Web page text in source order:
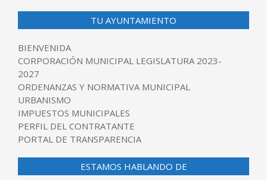
TU AYUNTAMIENTO
BIENVENIDA
CORPORACIÓN MUNICIPAL LEGISLATURA 2023-
2027
ORDENANZAS Y NORMATIVA MUNICIPAL
URBANISMO
IMPUESTOS MUNICIPALES
PERFIL DEL CONTRATANTE
PORTAL DE TRANSPARENCIA
ESTAMOS HABLANDO DE